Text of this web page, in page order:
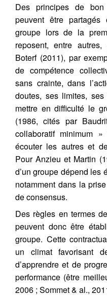
Des principes de bon
peuvent être
groupe lors de la
reposent, entre
Boterf (2011), par
de compétence
sans crainte, dans
doutes, ses limites,
mettre en difficulté le
(1986, cités par
collaboratif minimum
écouter les autres et
Pour Anzieu et Martin
d’un groupe dépend les
notamment dans la
de consensus.
Des règles en termes
peuvent donc être
groupe. Cette
un climat favorisant
d’apprendre et de
performance (être
2006 ; Sommet & al.,